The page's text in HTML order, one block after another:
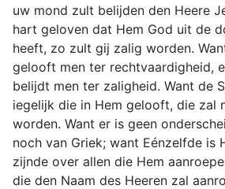
uw mond zult belijden den Heere
hart geloven dat Hem God uit de
heeft, zo zult gij zalig worden.
gelooft men ter rechtvaardigheid,
belijdt men ter zaligheid. Want de
iegelijk die in Hem gelooft, die zal
worden. Want er is geen
noch van Griek; want Eénzelfde is
zijnde over allen die Hem
die den Naam des Heeren zal